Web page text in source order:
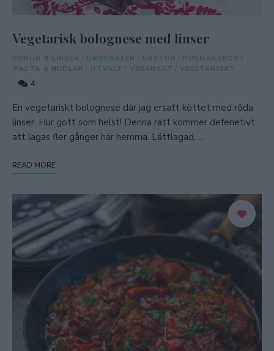
Vegetarisk bolognese med linser
BÖNOR & LINSER / GRÖNSAKER / GRYTOR / HUSMANSKOST /
PASTA & NUDLAR / UTVALT / VEGANSKT / VEGETARISKT
4
En vegetariskt bolognese där jag ersatt köttet med röda
linser. Hur gott som helst! Denna rätt kommer defenetivt
att lagas fler gånger här hemma. Lättlagad, …
READ MORE